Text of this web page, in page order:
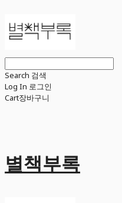
Search 검색
Log In 로그인
Cart장바구니
별책부록